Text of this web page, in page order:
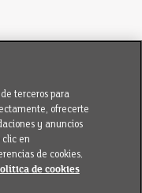
de terceros para
ofrecerte
y anuncios
clic en
de cookies.
de cookies